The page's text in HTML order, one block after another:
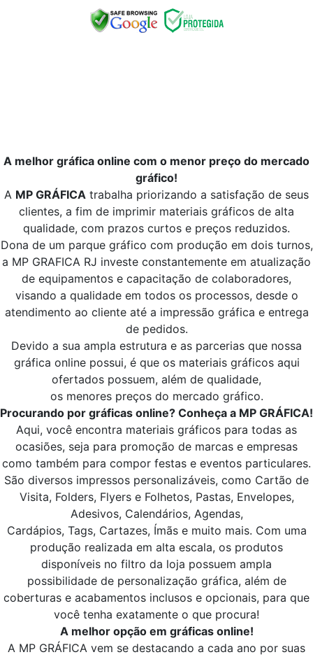
A melhor gráfica online com o menor preço do mercado
gráfico!
A MP GRÁFICA trabalha priorizando a satisfação de seus
clientes, a fim de imprimir materiais gráficos de alta
qualidade, com prazos curtos e preços reduzidos.
Dona de um parque gráfico com produção em dois turnos,
a MP GRAFICA RJ investe constantemente em atualização
de equipamentos e capacitação de colaboradores,
visando a qualidade em todos os processos, desde o
atendimento ao cliente até a impressão gráfica e entrega
de pedidos.
Devido a sua ampla estrutura e as parcerias que nossa
gráfica online possui, é que os materiais gráficos aqui
ofertados possuem, além de qualidade,
os menores preços do mercado gráfico.
Procurando por gráficas online? Conheça a MP GRÁFICA!
Aqui, você encontra materiais gráficos para todas as
ocasiões, seja para promoção de marcas e empresas
como também para compor festas e eventos particulares.
São diversos impressos personalizáveis, como Cartão de
Visita, Folders, Flyers e Folhetos, Pastas, Envelopes,
Adesivos, Calendários, Agendas,
Cardápios, Tags, Cartazes, Ímãs e muito mais. Com uma
produção realizada em alta escala, os produtos
disponíveis no filtro da loja possuem ampla
possibilidade de personalização gráfica, além de
coberturas e acabamentos inclusos e opcionais, para que
você tenha exatamente o que procura!
A melhor opção em gráficas online!
A MP GRÁFICA vem se destacando a cada ano por suas